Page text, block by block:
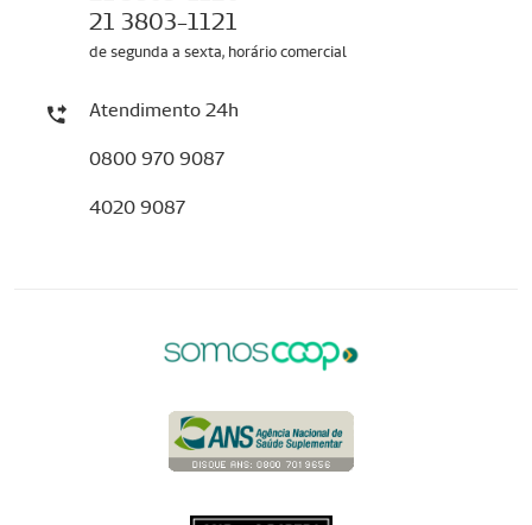
21 3803-1121
de segunda a sexta, horário comercial
Atendimento 24h
0800 970 9087
4020 9087